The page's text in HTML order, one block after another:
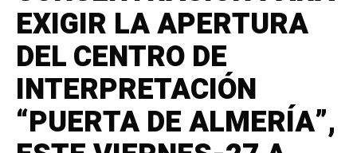
EXIGIR LA APERTURA
DEL CENTRO DE
INTERPRETACIÓN
“PUERTA DE ALMERÍA”,